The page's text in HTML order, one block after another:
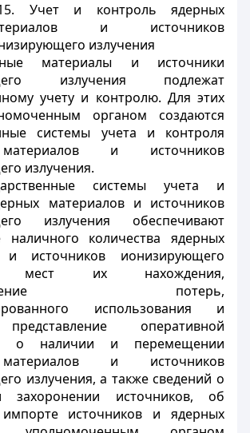
Учет и контроль ядерных
и источников
излучения
материалы и источники
излучения подлежат
учету и контролю. Для этих
органом создаются
системы учета и контроля
и источников
излучения.
системы учета и
материалов и источников
излучения обеспечивают
наличного количества ядерных
и источников ионизирующего
мест их нахождения,
потерь,
использования и
оперативной
о наличии и перемещении
и источников
излучения, а также сведений о
захоронении источников, об
источников и ядерных